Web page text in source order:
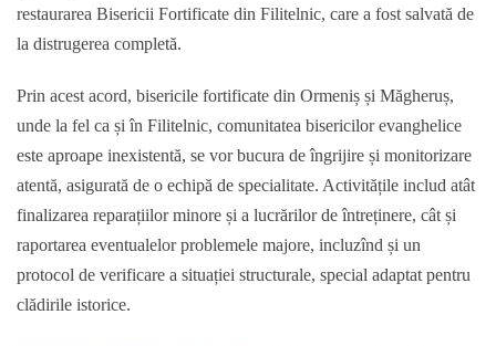
restaurarea Bisericii Fortificate din Filitelnic, care a fost salvată de
la distrugerea completă.
Prin acest acord, bisericile fortificate din Ormeniș și Măgheruș,
unde la fel ca și în Filitelnic, comunitatea bisericilor evanghelice
este aproape inexistentă, se vor bucura de îngrijire și monitorizare
atentă, asigurată de o echipă de specialitate. Activitățile includ atât
finalizarea reparațiilor minore și a lucrărilor de întreținere, cât și
raportarea eventualelor problemele majore, incluzînd și un
protocol de verificare a situației structurale, special adaptat pentru
clădirile istorice.